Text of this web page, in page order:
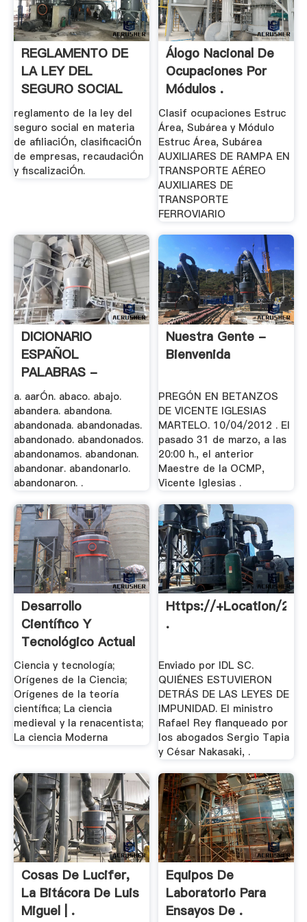
REGLAMENTO DE
LA LEY DEL
SEGURO SOCIAL
EN .
reglamento de la ley del
seguro social en materia
de afiliaciÓn, clasificaciÓn
de empresas, recaudaciÓn
y fiscalizaciÓn.
Álogo Nacional De
Ocupaciones Por
Módulos .
Clasif ocupaciones Estruc
Área, Subárea y Módulo
Estruc Área, Subárea
AUXILIARES DE RAMPA EN
TRANSPORTE AÉREO
AUXILIARES DE
TRANSPORTE
FERROVIARIO
DICIONARIO
ESPAÑOL
PALABRAS -
Actiweb.es
a. aarÓn. abaco. abajo.
abandera. abandona.
abandonada. abandonadas.
abandonado. abandonados.
abandonamos. abandonan.
abandonar. abandonarlo.
abandonaron. .
Nuestra Gente -
Bienvenida
PREGÓN EN BETANZOS
DE VICENTE IGLESIAS
MARTELO. 10/04/2012 . El
pasado 31 de marzo, a las
20:00 h., el anterior
Maestre de la OCMP,
Vicente Iglesias .
Desarrollo
Científico Y
Tecnológico Actual
- .
Ciencia y tecnología;
Orígenes de la Ciencia;
Orígenes de la teoría
científica; La ciencia
medieval y la renacentista;
La ciencia Moderna
Https://+Location/
.
Enviado por IDL SC.
QUIÉNES ESTUVIERON
DETRÁS DE LAS LEYES DE
IMPUNIDAD. El ministro
Rafael Rey flanqueado por
los abogados Sergio Tapia
y César Nakasaki, .
Cosas De Lucifer,
La Bitácora De Luis
Miguel | .
Equipos De
Laboratorio Para
Ensayos De .